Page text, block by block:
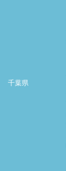
千葉県